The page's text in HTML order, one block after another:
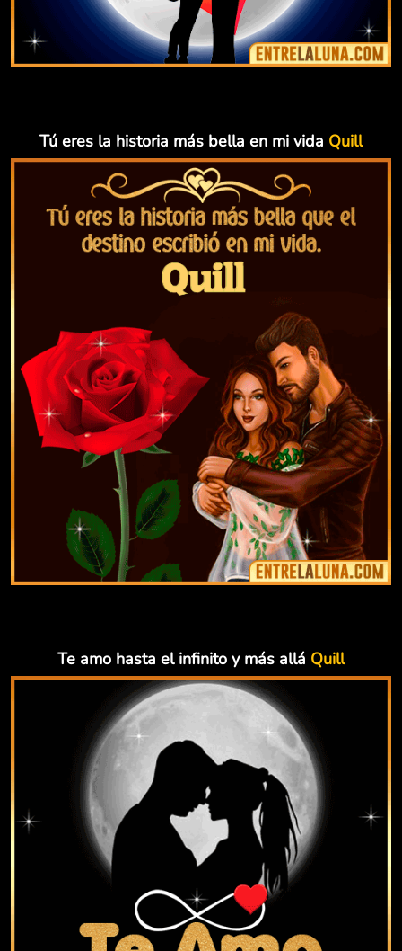
Tú eres la historia más bella en mi vida Quill
Te amo hasta el infinito y más allá Quill